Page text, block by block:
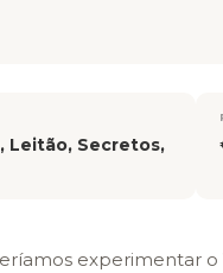
Leitão, Secretos,
experimentar o